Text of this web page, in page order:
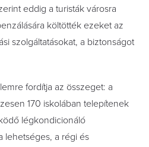
eddig a turisták városra
költötték ezeket az
szolgáltatásokat, a biztonságot
fordítja az összeget: a
170 iskolában telepítenek
légkondicionáló
lehetséges, a régi és